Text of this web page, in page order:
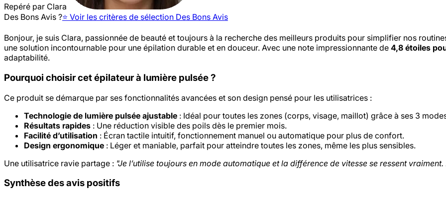
Repéré par Clara
Des Bons Avis ?⭐️ Voir les critères de sélection Des Bons Avis
Bonjour, je suis Clara, passionnée de beauté et toujours à la recherche des meilleurs produits pour simplifier nos
une solution incontournable pour une épilation durable et en douceur. Avec une note impressionnante de 4,8 étoiles
adaptabilité.
Pourquoi choisir cet épilateur à lumière pulsée ?
Ce produit se démarque par ses fonctionnalités avancées et son design pensé pour les utilisatrices :
Technologie de lumière pulsée ajustable : Idéal pour toutes les zones (corps, visage, maillot) grâce à ses 3
Résultats rapides : Une réduction visible des poils dès le premier mois.
Facilité d’utilisation : Écran tactile intuitif, fonctionnement manuel ou automatique pour plus de confort.
Design ergonomique : Léger et maniable, parfait pour atteindre toutes les zones, même les plus sensibles.
Une utilisatrice ravie partage : "Je l’utilise toujours en mode automatique et la différence de vitesse se ressent
Synthèse des avis positifs